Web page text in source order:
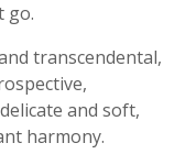
go.
transcendental,
and soft,
harmony.